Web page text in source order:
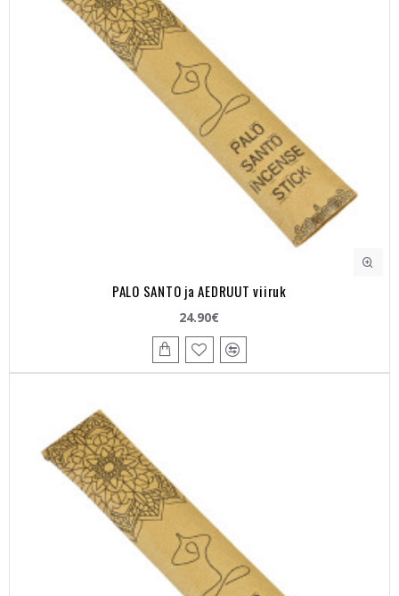
PALO SANTO ja AEDRUUT viiruk
24.90€